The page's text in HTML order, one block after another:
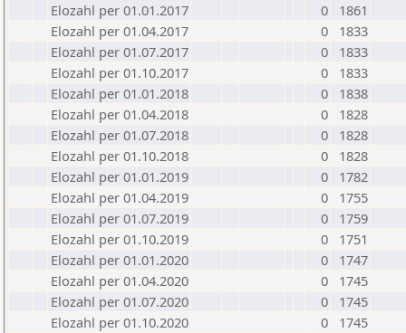
Elozahl per 01.01.2017
0
1861
Elozahl per 01.04.2017
0
1833
Elozahl per 01.07.2017
0
1833
Elozahl per 01.10.2017
0
1833
Elozahl per 01.01.2018
0
1838
Elozahl per 01.04.2018
0
1828
Elozahl per 01.07.2018
0
1828
Elozahl per 01.10.2018
0
1828
Elozahl per 01.01.2019
0
1782
Elozahl per 01.04.2019
0
1755
Elozahl per 01.07.2019
0
1759
Elozahl per 01.10.2019
0
1751
Elozahl per 01.01.2020
0
1747
Elozahl per 01.04.2020
0
1745
Elozahl per 01.07.2020
0
1745
Elozahl per 01.10.2020
0
1745